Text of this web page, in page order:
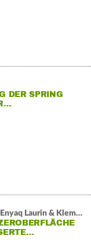
DER SPRING
Der neue Škoda Enyaq Laurin & Klement